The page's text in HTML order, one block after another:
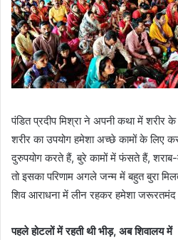
पंडित प्रदीप मिश्रा ने अपनी कथा में शरीर के
शरीर का उपयोग हमेशा अच्छे कामों के लिए
दुरुपयोग करते हैं, बुरे कामों में फंसते हैं,
तो इसका परिणाम अगले जन्म में बहुत बुरा
शिव आराधना में लीन रहकर हमेशा जरूरतमंद
पहले होटलों में रहती थी भीड़, अब शिवालय में